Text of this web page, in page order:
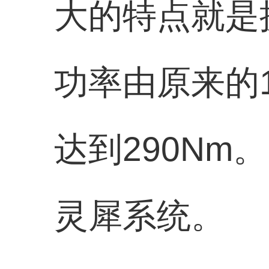
大的特点就
功率由原来
达到290Nm
灵犀系统。